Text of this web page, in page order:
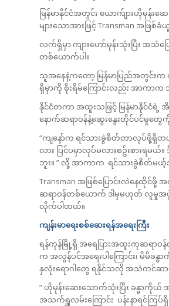
မြန်မာနိုင်ငံအတွင်း ယောက်ျားဟိုမုန်းဆ
များသောအားဖြင့် Transman အဖြ
လက်ရှိမှာ ကျားဟော်မုန်းသုံးပြီး အသံ
တစ်ယောက်ပါ။
သူအနေနဲ့ကတော့ မြန်မာပြည်အတွင်းက
ရှိမှာကို စိုးရိမ်ကြောင်းလည်း အာကာက
နိုင်ငံတကာ အထူးသဖြင့် မြန်မာနိုင်ငံရဲ့ အိ
နောက်ဆရာဝန်နဲ့ဆွေးနွေးတိုင်ပင်မှုတွ
“ကျနော်က ရင်သားခွဲစိတ်တာလုပ်ဖို့ရှိတ
လား ပြင်ပမှာလုပ်မလားစဥ်းစားရမ
ဘူး။ ” လို့ အာကာက ရင်သားခွဲစိတ်မယ့်အ
Transman အဖြစ်ပြောင်းလဲနေထို
ဆရာဝန်တစ်ယောက် ဒါမှမဟုတ် လူမှုအဖွဲ့
လိုက်ပါတယ်။
ကျန်းမာရေးစစ်ဆေးရန်အရေးကြီး
ရန်ကုန်မြို့ရှိ အရေပြားအထူးကုဆရာဝန်တ
က အလွန်ပင်အရေးပါကြောင်း၊ မိမိခန္
နှလုံးရောဂါတွေ ရနိုင်သလို အသဲကင်ဆာတွ
“ ဟိုမုန်းဆေးသောက်သုံးပြီး ခန္ဓ
အသက်ရှူလမ်းကြောင်း ပန်းနာရင်ကြ